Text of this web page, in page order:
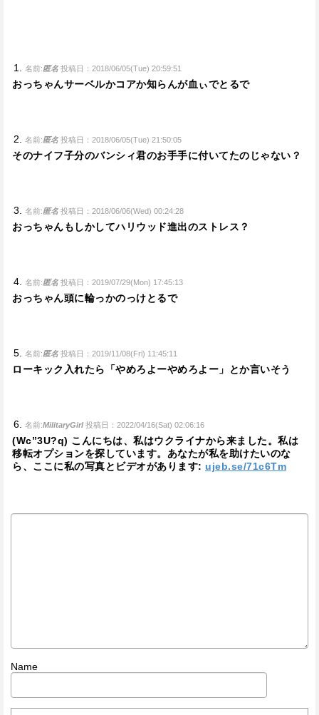
名前:匿名 投稿日：2018/06/05(Tue) 20:59:51
おっちゃんサーベルかコアか知らんが血ぃでとるで
名前:匿名 投稿日：2018/06/05(Tue) 21:50:05
そのナイフ子分のバンシィ君のお手手に付いてたのじゃない？
名前:匿名 投稿日：2018/06/06(Wed) 00:24:28
おっちゃんもしかしてハリウッド進出のストレス？
名前:匿名 投稿日：2019/07/29(Mon) 17:45:13
おっちゃん頭に輪っかのっけとるで
名前:匿名 投稿日：2019/11/08(Fri) 11:45:11
ローキック入れたら「やめろよーやめろよー」とか言いそう
名前:MilitaryGirl 投稿日：2022/04/16(Sat) 02:06:16
(Wc”3U?q) こんにちは、私はウクライナから来ました。私は
移転オプションを探しています。あなたが私を助けたいのな
ら、ここに私の写真とビデオがあります: ujeb.se/71c6Tm
Name